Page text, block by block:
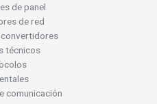
de panel
de red
técnicos
comunicación